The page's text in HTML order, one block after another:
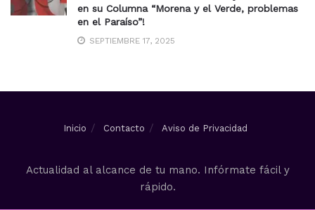
en su Columna “Morena y el Verde, problemas
en el Paraíso”!
SEPTIEMBRE 17, 2025
Inicio Contacto Aviso de Privacidad
Actualidad al alcance de tu mano. Infórmate fácil y
rápido.